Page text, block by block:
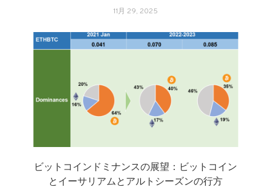
11月 29, 2025
ビットコインドミナンスの展望：ビットコイン
とイーサリアムとアルトシーズンの行方